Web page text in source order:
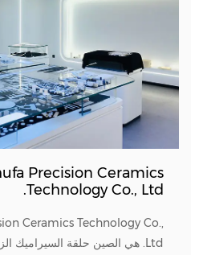
Precision Ceramics
Technology Co., Ltd.
Ceramics Technology Co.,
Ltd. هي
الصين حلقة السيراميك